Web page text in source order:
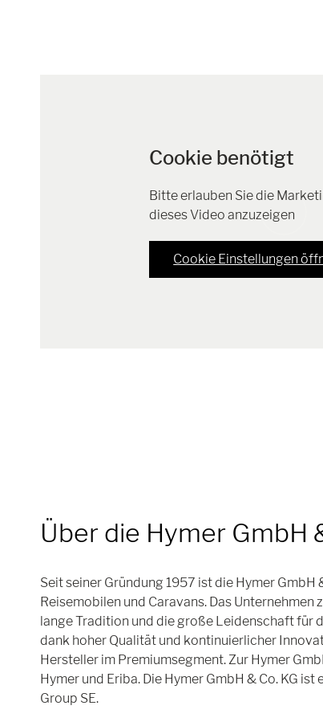
Cookie benötigt
Bitte erlauben Sie die
dieses Video anzuzeigen
Cookie Einstellungen
Über die Hymer GmbH
Seit seiner Gründung 1957 ist die Hymer GmbH
Reisemobilen und Caravans. Das
lange Tradition und die große Leidenschaft für
dank hoher Qualität und kontinuierlicher
Hersteller im Premiumsegment. Zur Hymer
Hymer und Eriba. Die Hymer GmbH & Co. KG
Group SE.